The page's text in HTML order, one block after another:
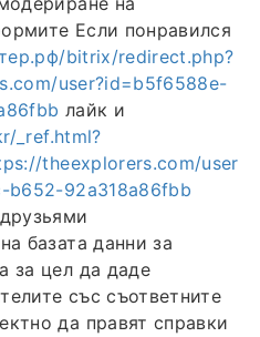
Если понравился
bitrix/redirect.php?
user?id=b5f6588e-
лайк и
_ref.html?
theexplorers.com/user
b652-92a318a86fbb
базата данни за
за цел да даде
със съответните
да правят справки